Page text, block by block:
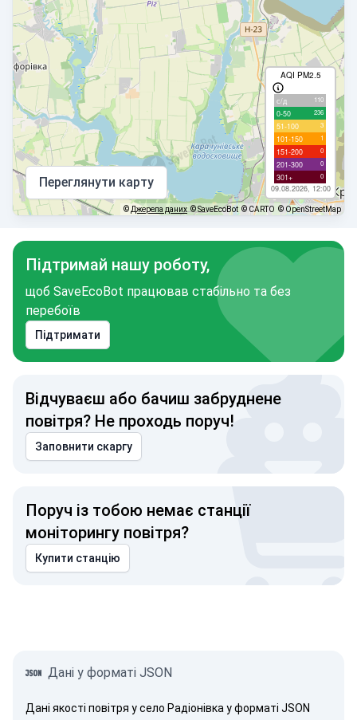
AQI PM2.5
с/д 110
0-50 236
51-100 3
101-150 1
151-200 0
201-300 0
301+ 0
09.08.2026, 12:00
Переглянути карту
© Джерела даних © SaveEcoBot © CARTO © OpenStreetMap
Підтримай нашу роботу,
щоб SaveEcoBot працював стабільно та без
перебоїв
Підтримати
Відчуваєш або бачиш забруднене
повітря? Не проходь поруч!
Заповнити скаргу
Поруч із тобою немає станції
моніторингу повітря?
Купити станцію
Дані у форматі JSON
Дані якості повітря у село Радіонівка у форматі JSON